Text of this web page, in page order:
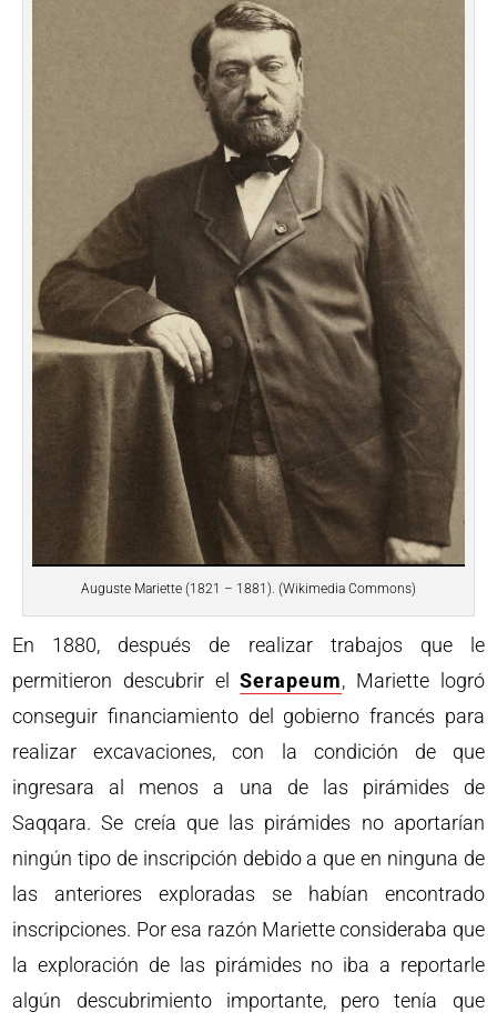
Auguste Mariette (1821 – 1881). (Wikimedia Commons)
En 1880, después de realizar trabajos que le
permitieron descubrir elSerapeum, Mariette logró
conseguir financiamiento del gobierno francés para
realizar excavaciones, con la condición de que
ingresara al menos a una de las pirámides de
Saqqara. Se creía que las pirámides no aportarían
ningún tipo de inscripción debido a que en ninguna de
las anteriores exploradas se habían encontrado
inscripciones. Por esa razón Mariette consideraba que
la exploración de las pirámides no iba a reportarle
algún descubrimiento importante, pero tenía que